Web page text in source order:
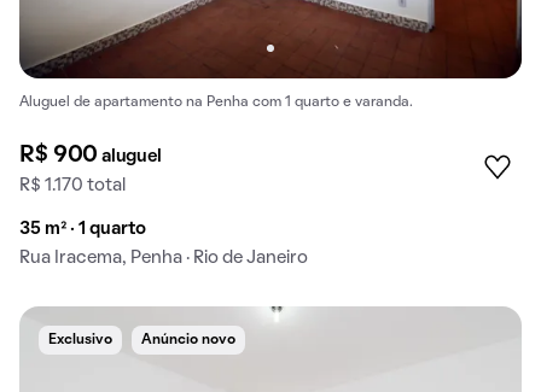
Aluguel de apartamento na Penha com 1 quarto e varanda.
R$ 900aluguel
R$ 1.170 total
35 m² · 1 quarto
Rua Iracema, Penha · Rio de Janeiro
Exclusivo Anúncio novo